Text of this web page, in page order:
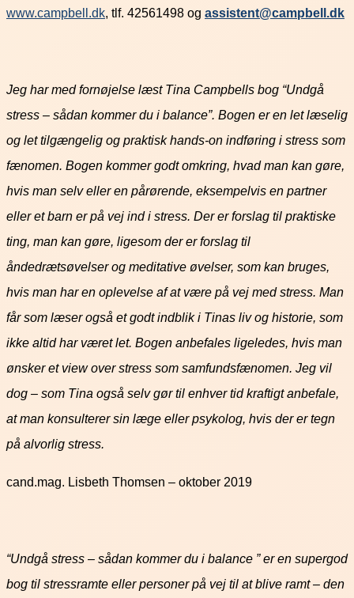
www.campbell.dk, tlf. 42561498 og assistent@campbell.dk
Jeg har med fornøjelse læst Tina Campbells bog “Undgå
stress – sådan kommer du i balance”. Bogen er en let læselig
og let tilgængelig og praktisk hands-on indføring i stress som
fænomen. Bogen kommer godt omkring, hvad man kan gøre,
hvis man selv eller en pårørende, eksempelvis en partner
eller et barn er på vej ind i stress. Der er forslag til praktiske
ting, man kan gøre, ligesom der er forslag til
åndedrætsøvelser og meditative øvelser, som kan bruges,
hvis man har en oplevelse af at være på vej med stress. Man
får som læser også et godt indblik i Tinas liv og historie, som
ikke altid har været let. Bogen anbefales ligeledes, hvis man
ønsker et view over stress som samfundsfænomen. Jeg vil
dog – som Tina også selv gør til enhver tid kraftigt anbefale,
at man konsulterer sin læge eller psykolog, hvis der er tegn
på alvorlig stress.
cand.mag. Lisbeth Thomsen – oktober 2019
“Undgå stress – sådan kommer du i balance ” er en supergod
bog til stressramte eller personer på vej til at blive ramt – den